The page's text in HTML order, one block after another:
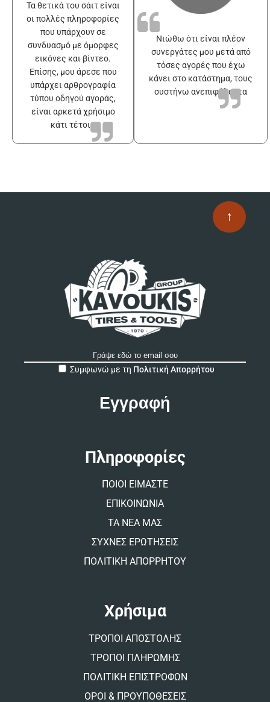
Τα θετικά του σάιτ είναι
οι πολλές πληροφορίες
που υπάρχουν σε
συνδυασμό με όμορφες
εικόνες και βίντεο.
Επίσης, μου άρεσε που
υπάρχει αρθρογραφία
τύπου οδηγού αγοράς,
είναι αρκετά χρήσιμο
κάτι τέτοιο
Νιώθω ότι είναι πλέον
συνεργάτες μου μετά από
τόσες αγορές που έχω
κάνει στο κατάστημα, τους
συστήνω ανεπιφύλακτα
↑
Συμφωνώ με τη Πολιτική Απορρήτου
Πληροφορίες
ΠΟΙΟΙ ΕΙΜΑΣΤΕ
ΕΠΙΚΟΙΝΩΝΙΑ
ΤΑ ΝΕΑ ΜΑΣ
ΣΥΧΝΕΣ ΕΡΩΤΗΣΕΙΣ
ΠΟΛΙΤΙΚΗ ΑΠΟΡΡΗΤΟΥ
Χρήσιμα
ΤΡΟΠΟΙ ΑΠΟΣΤΟΛΗΣ
ΤΡΟΠΟΙ ΠΛΗΡΩΜΗΣ
ΠΟΛΙΤΙΚΗ ΕΠΙΣΤΡΟΦΩΝ
ΟΡΟΙ & ΠΡΟΥΠΟΘΕΣΕΙΣ